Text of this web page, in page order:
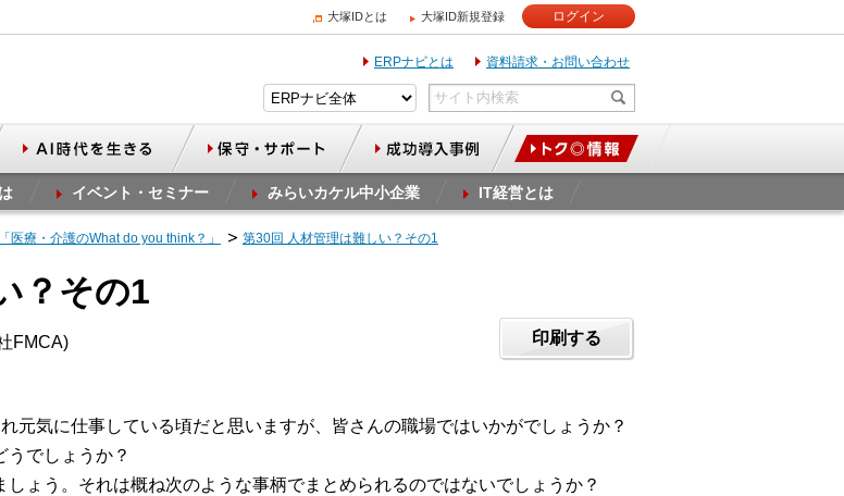
大塚IDとは 大塚ID新規登録 ログイン
ERPナビとは 資料請求・お問い合わせ
イベント・セミナー みらいカケル中小企業 IT経営とは
医療・介護のWhat do you think？」 第30回 人材管理は難しい？その1
？その1
FMCA) 印刷する
元気に仕事している頃だと思いますが、皆さんの職場ではいかがでしょうか？
うでしょうか？
ょう。それは概ね次のような事柄でまとめられるのではないでしょうか？